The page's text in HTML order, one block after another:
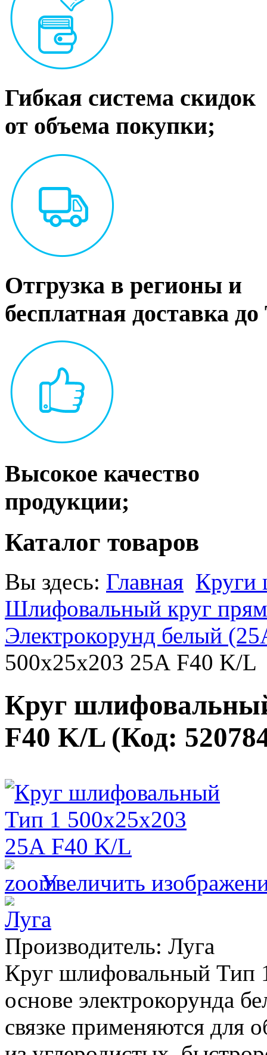
Гибкая система скидок
от объема покупки;
Отгрузка в регионы и
бесплатная доставка
Высокое качество
продукции;
Каталог товаров
Вы здесь: Главная Круги
Шлифовальный круг
Электрокорунд белый
500х25х203 25А F40 K/L
Круг
F40 K/L (Код:
Увеличить
Производитель: Луга
Круг шлифовальный Тип
основе электрокорунда
связке применяются для